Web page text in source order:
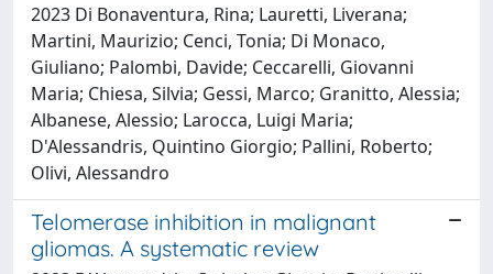
2023 Di Bonaventura, Rina; Lauretti, Liverana;
Martini, Maurizio; Cenci, Tonia; Di Monaco,
Giuliano; Palombi, Davide; Ceccarelli, Giovanni
Maria; Chiesa, Silvia; Gessi, Marco; Granitto, Alessia;
Albanese, Alessio; Larocca, Luigi Maria;
D'Alessandris, Quintino Giorgio; Pallini, Roberto;
Olivi, Alessandro
Telomerase inhibition in malignant
gliomas. A systematic review